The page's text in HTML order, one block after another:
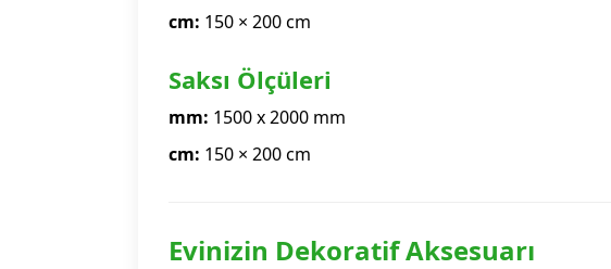
cm: 150 × 200 cm
Saksı Ölçüleri
mm: 1500 x 2000 mm
cm: 150 × 200 cm
Evinizin Dekoratif Aksesuarı